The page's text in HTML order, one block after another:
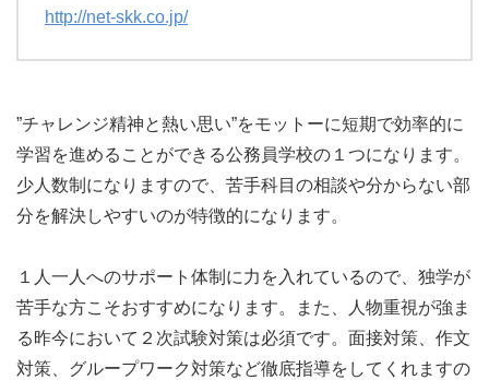
http://net-skk.co.jp/
”チャレンジ精神と熱い思い”をモットーに短期で効率的に
学習を進めることができる公務員学校の１つになります。
少人数制になりますので、苦手科目の相談や分からない部
分を解決しやすいのが特徴的になります。
１人一人へのサポート体制に力を入れているので、独学が
苦手な方こそおすすめになります。また、人物重視が強ま
る昨今において２次試験対策は必須です。面接対策、作文
対策、グループワーク対策など徹底指導をしてくれますの